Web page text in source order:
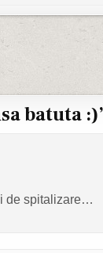
batuta :)
de spitalizare…